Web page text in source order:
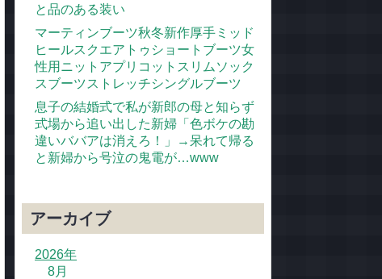
と品のある装い
マーティンブーツ秋冬新作厚手ミッド
ヒールスクエアトゥショートブーツ女
性用ニットアプリコットスリムソック
スブーツストレッチシングルブーツ
息子の結婚式で私が新郎の母と知らず
式場から追い出した新婦「色ボケの勘
違いババアは消えろ！」→呆れて帰る
と新婦から号泣の鬼電が…www
アーカイブ
2026年
8月